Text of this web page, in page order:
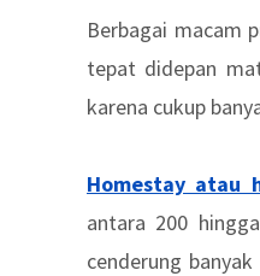
Berbagai macam
tepat didepan
karena cukup
Homestay atau
antara 200
cenderung